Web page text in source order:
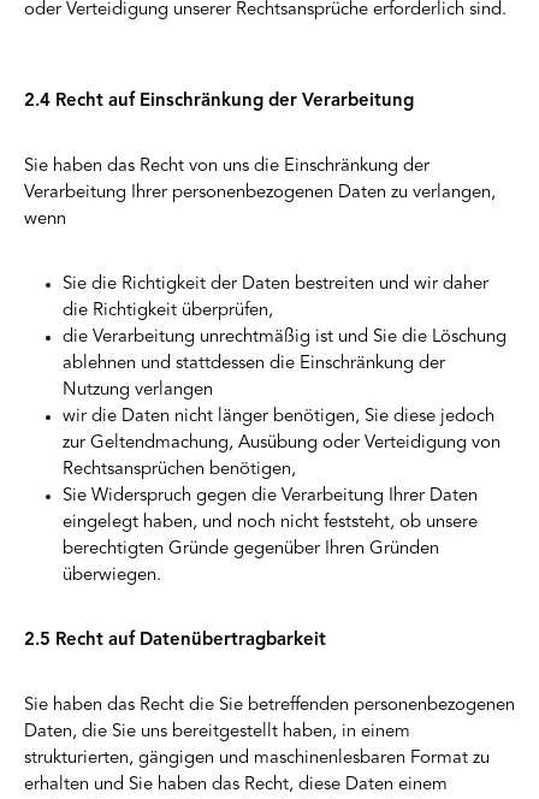
oder Verteidigung unserer Rechtsansprüche erforderlich sind.
2.4 Recht auf Einschränkung der Verarbeitung
Sie haben das Recht von uns die Einschränkung der
Verarbeitung Ihrer personenbezogenen Daten zu verlangen,
wenn
Sie die Richtigkeit der Daten bestreiten und wir daher
die Richtigkeit überprüfen,
die Verarbeitung unrechtmäßig ist und Sie die Löschung
ablehnen und stattdessen die Einschränkung der
Nutzung verlangen
wir die Daten nicht länger benötigen, Sie diese jedoch
zur Geltendmachung, Ausübung oder Verteidigung von
Rechtsansprüchen benötigen,
Sie Widerspruch gegen die Verarbeitung Ihrer Daten
eingelegt haben, und noch nicht feststeht, ob unsere
berechtigten Gründe gegenüber Ihren Gründen
überwiegen.
2.5 Recht auf Datenübertragbarkeit
Sie haben das Recht die Sie betreffenden personenbezogenen
Daten, die Sie uns bereitgestellt haben, in einem
strukturierten, gängigen und maschinenlesbaren Format zu
erhalten und Sie haben das Recht, diese Daten einem